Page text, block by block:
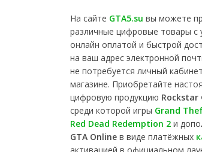
На сайте GTA5.su вы можете
различные цифровые товары с
онлайн оплатой и быстрой
на ваш адрес электронной
не потребуется личный
магазине. Приобретайте
цифровую продукцию Rockstar
среди которой игры Grand
Red Dead Redemption 2 и
GTA Online в виде платёжных